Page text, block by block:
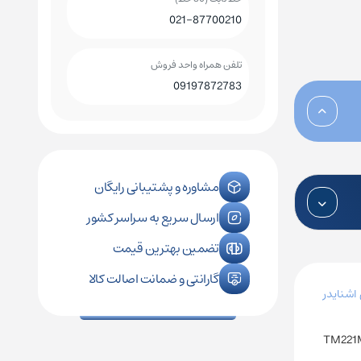
رله فیندر
رله فونیکس
رله امرن
کنترل فاز اشنایدر
021-87700210
تلفن همراه واحد فروش
09197872783
مشاوره و پشتیبانی رایگان
ارسال سریع به سراسر کشور
تضمین بهترین قیمت
گارانتی و ضمانت اصالت کالا